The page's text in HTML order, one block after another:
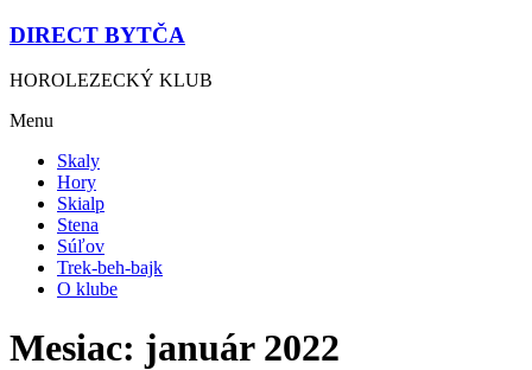
DIRECT BYTČA
HOROLEZECKÝ KLUB
Menu
Skaly
Hory
Skialp
Stena
Súľov
Trek-beh-bajk
O klube
Mesiac: január 2022